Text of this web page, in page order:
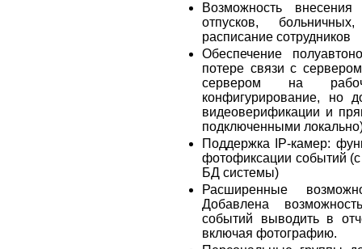
Возможность
отпусков,
расписание сотрудников
Обеспечение
потере связи с
сервером на
конфигурирование, но
видеоверификации и
подключенными
Поддержка IP-камер:
фотофиксации событий
БД системы)
Расширенные
Добавлена
событий выводить в
включая фотографию.